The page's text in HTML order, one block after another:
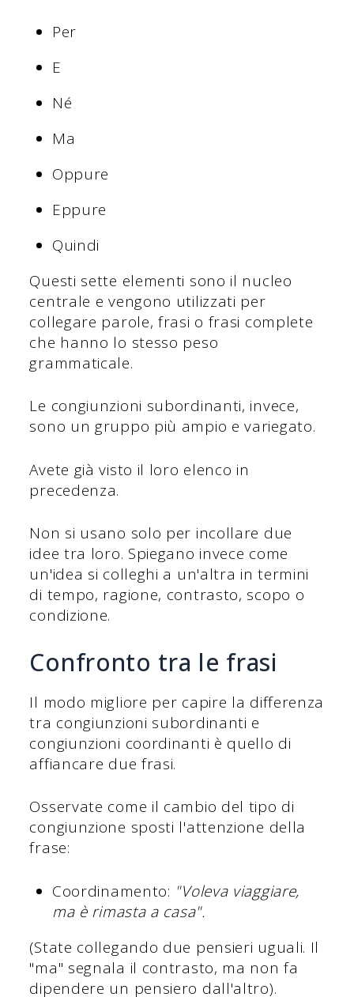
Per
E
Né
Ma
Oppure
Eppure
Quindi
Questi sette elementi sono il nucleo
centrale e vengono utilizzati per
collegare parole, frasi o frasi complete
che hanno lo stesso peso
grammaticale.
Le congiunzioni subordinanti, invece,
sono un gruppo più ampio e variegato.
Avete già visto il loro elenco in
precedenza.
Non si usano solo per incollare due
idee tra loro. Spiegano invece come
un'idea si colleghi a un'altra in termini
di tempo, ragione, contrasto, scopo o
condizione.
Confronto tra le frasi
Il modo migliore per capire la differenza
tra congiunzioni subordinanti e
congiunzioni coordinanti è quello di
affiancare due frasi.
Osservate come il cambio del tipo di
congiunzione sposti l'attenzione della
frase:
Coordinamento: "Voleva viaggiare,
ma è rimasta a casa".
(State collegando due pensieri uguali. Il
"ma" segnala il contrasto, ma non fa
dipendere un pensiero dall'altro).